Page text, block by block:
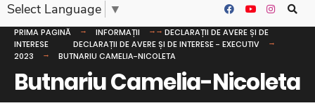
Select Language ▼
PRIMA PAGINĂ INFORMAȚII
DECLARAȚII DE AVERE ȘI DE
INTERESE
DECLARAȚII DE AVERE ȘI DE INTERESE - EXECUTIV
2023
BUTNARIU CAMELIA-NICOLETA
Butnariu Camelia-Nicoleta